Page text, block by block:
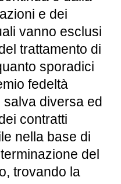
e dei
vanno esclusi
trattamento di
sporadici
fedeltà
diversa ed
contratti
nella base di
del
trovando la